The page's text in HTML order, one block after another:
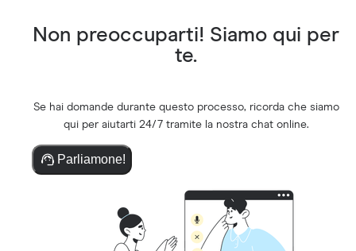
Non preoccuparti! Siamo qui per
te.
Se hai domande durante questo processo, ricorda che siamo
qui per aiutarti 24/7 tramite la nostra chat online.
Parliamone!